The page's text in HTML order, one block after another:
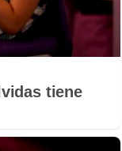
tiene